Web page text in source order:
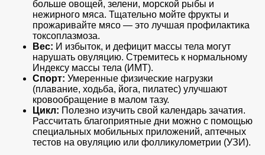
больше овощей, зелени, морской рыбы и
нежирного мяса. Тщательно мойте фрукты и
прожаривайте мясо — это лучшая профилактика
токсоплазмоза.
Вес: И избыток, и дефицит массы тела могут
нарушать овуляцию. Стремитесь к нормальному
Индексу массы тела (ИМТ).
Спорт: Умеренные физические нагрузки
(плавание, ходьба, йога, пилатес) улучшают
кровообращение в малом тазу.
Цикл: Полезно изучить свой календарь зачатия.
Рассчитать благоприятные дни можно с помощью
специальных мобильных приложений, аптечных
тестов на овуляцию или фолликулометрии (УЗИ).